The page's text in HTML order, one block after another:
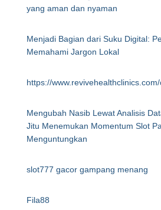
yang aman dan nyaman
Menjadi Bagian dari Suku Digital:
Memahami Jargon Lokal
https://
Mengubah Nasib Lewat Analisis
Jitu Menemukan Momentum Slot
Menguntungkan
slot777 gacor gampang menang
Fila88